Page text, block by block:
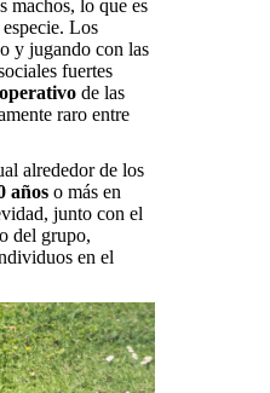
machos, lo que es
Los
y jugando con las
fuertes
de las
raro entre
alrededor de los
años o más en
junto con el
del grupo,
en el